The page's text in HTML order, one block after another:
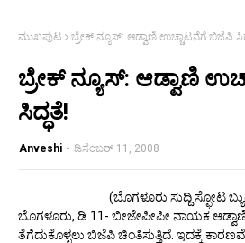
ಮುಖಪುಟ ಬ್ರೇಕ್ ನ್ಯೂಸ್: ಆಡ್ವಾಣಿ ಉಚ್ಚಾಟನೆಗೆ ಬಿಜೆಪಿ
ಬ್ರೇಕ್ ನ್ಯೂಸ್: ಆಡ್ವಾಣಿ
ಸಿದ್ಧತೆ!
Anveshi - ಡಿಸೆಂಬರ್ 11, 2008
(ಬೊಗಳೂರು ಸುದ್ದಿ ಸ್ಫೋಟ
ಬೊಗಳೂರು, ಡಿ.11- ಬೀಜೇಪೀಪೀ ನಾಯಕ ಆಡ್ವಾಣಿ
ತೆಗೆದುಕೊಳ್ಳಲು ಬಿಜೆಪಿ ಚಿಂತಿಸುತ್ತಿದೆ. ಇದಕ್ಕೆ